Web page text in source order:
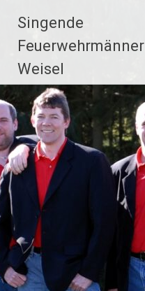
Inhalt
springen
Singende
Feuerwehrmänner
Weisel